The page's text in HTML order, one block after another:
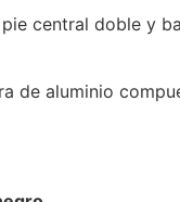
central doble y
de aluminio